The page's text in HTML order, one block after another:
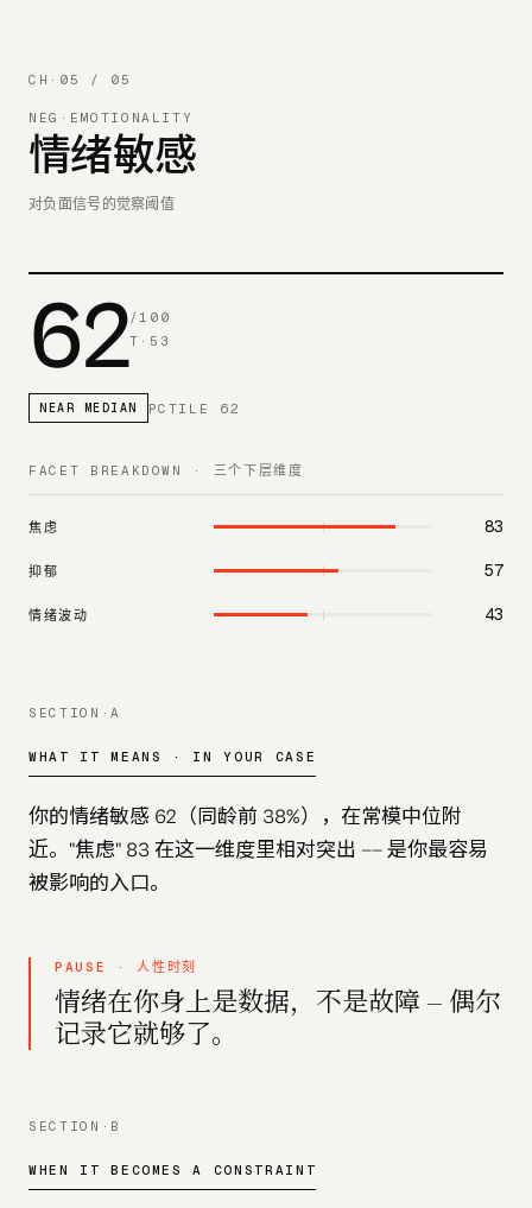
CH· 05 / 05
NEG·EMOTIONALITY
情绪敏感
对负面信号的觉察阈值
62/100
T· 53
NEAR MEDIAN PCTILE 62
FACET BREAKDOWN · 三个下层维度
焦虑 83
抑郁 57
情绪波动 43
SECTION·A
WHAT IT MEANS · IN YOUR CASE
你的情绪敏感 62（同龄前 38%），在常模中位附
近。"焦虑" 83 在这一维度里相对突出 —— 是你最容易
被影响的入口。
PAUSE · 人性时刻
情绪在你身上是数据，不是故障 — 偶尔
记录它就够了。
SECTION·B
WHEN IT BECOMES A CONSTRAINT